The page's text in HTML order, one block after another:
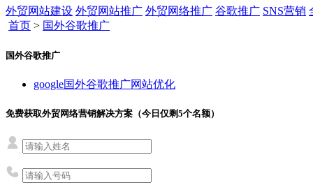
外贸网站建设 外贸网站推广 外贸网络推广 谷歌推广 SNS营销
首页 > 国外谷歌推广
国外谷歌推广
google国外谷歌推广网站优化
免费获取外贸网络营销解决方案（今日仅剩5个名额）